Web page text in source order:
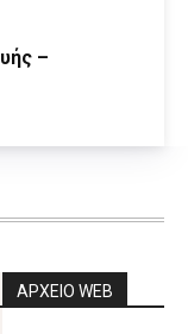
–
ΑΡΧΕΙΟ WEB